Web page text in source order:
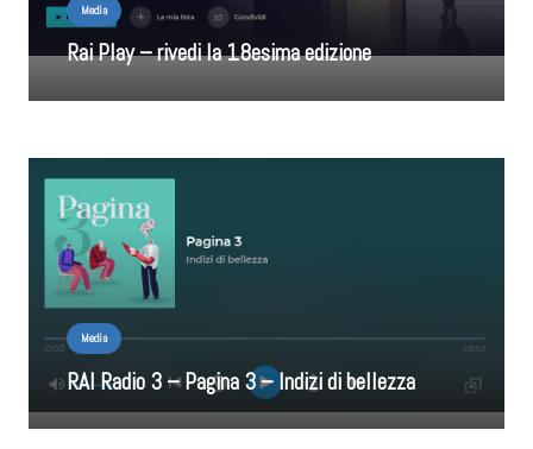
Media
Rai Play – rivedi la 18esima edizione
Media
RAI Radio 3 – Pagina 3 – Indizi di bellezza